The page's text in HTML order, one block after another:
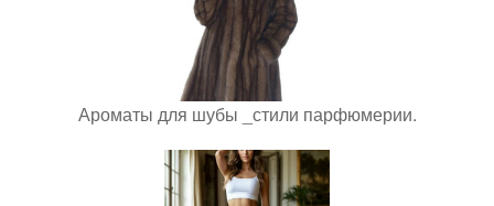
Ароматы для шубы _стили парфюмерии.